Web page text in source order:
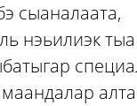
сыаналаата,
нэьилиэк тыа
алта